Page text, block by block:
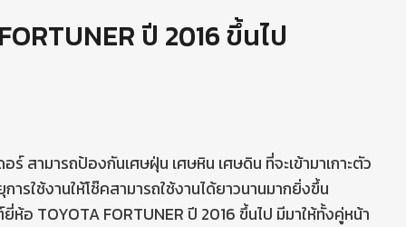
ปี 2016 ขึ้นไป
ร์ สามารถป้องกันเศษฝุ่น เศษหิน เศษดิน ที่จะเข้ามาเกาะตัว
รใช้งานให้โช๊คสามารถใช้งานได้ยาวนานมากยิ่งขึ้น
อ TOYOTA FORTUNER ปี 2016 ขึ้นไป มีมาให้ทั้งคู่หน้า